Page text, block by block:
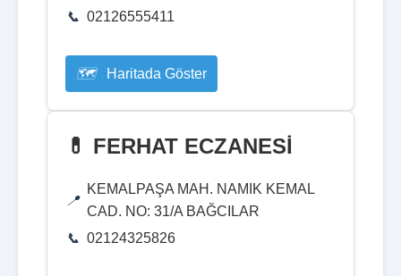
02126555411
Haritada Göster
💊 FERHAT ECZANESİ
KEMALPAŞA MAH. NAMIK KEMAL
CAD. NO: 31/A BAĞCILAR
02124325826